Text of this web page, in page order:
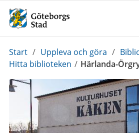
Du
är
Start / Uppleva och göra /
Hitta biblioteken / Härlanda-